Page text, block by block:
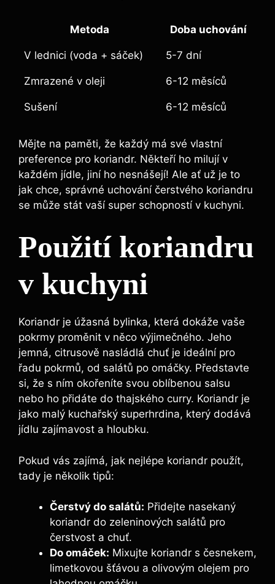
Metoda Doba uchování
V lednici (voda + sáček) 5-7 dní
Zmrazené v oleji 6-12 měsíců
Sušení 6-12 měsíců
Mějte na paměti, že každý má své vlastní
preference pro koriandr. Někteří ho milují v
každém jídle, jiní ho nesnášejí! Ale ať už je to
jak chce, správné uchování čerstvého koriandru
se může stát vaší super schopností v kuchyni.
Použití koriandru
v kuchyni
Koriandr je úžasná bylinka, která dokáže vaše
pokrmy proměnit v něco výjimečného. Jeho
jemná, citrusově nasládlá chuť je ideální pro
řadu pokrmů, od salátů po omáčky. Představte
si, že s ním okořeníte svou oblíbenou salsu
nebo ho přidáte do thajského curry. Koriandr je
jako malý kuchařský superhrdina, který dodává
jídlu zajímavost a hloubku.
Pokud vás zajímá, jak nejlépe koriandr použít,
tady je několik tipů:
Čerstvý do salátů: Přidejte nasekaný
koriandr do zeleninových salátů pro
čerstvost a chuť.
Do omáček: Mixujte koriandr s česnekem,
limetkovou šťávou a olivovým olejem pro